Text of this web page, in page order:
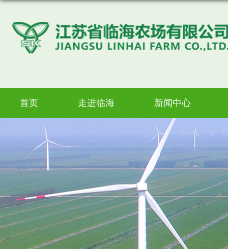
首页 走进临海 新闻中心